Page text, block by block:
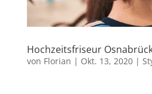
Hochzeitsfriseur
von Florian | Okt. 13, 2020|